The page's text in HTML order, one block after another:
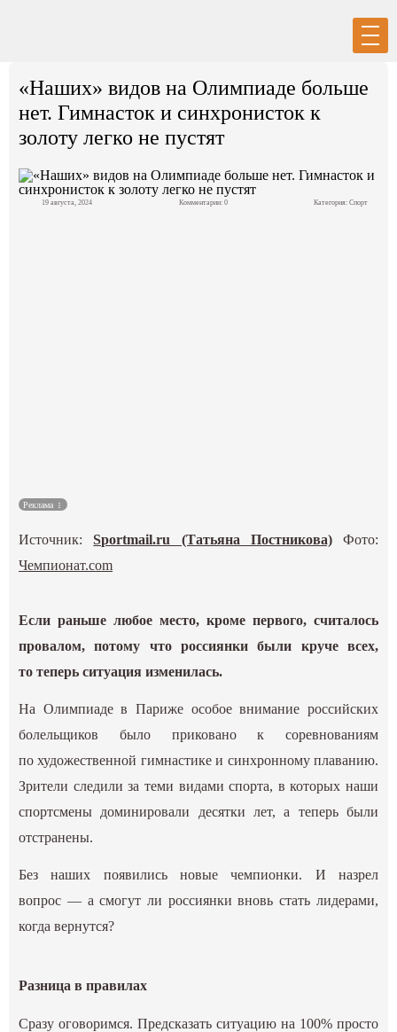
Политика
«Наших» видов на Олимпиаде больше
нет. Гимнасток и синхронисток к
золоту легко не пустят
19 августа, 2024 Комментарии: 0 Категория: Спорт
Реклама
Источник:Sportmail.ru (Татьяна Постникова)Фото:
Чемпионат.com
Если раньше любое место, кроме первого, считалось
провалом, потому что россиянки были круче всех,
то теперь ситуация изменилась.
На Олимпиаде в Париже особое внимание российских
болельщиков было приковано к соревнованиям
по художественной гимнастике и синхронному плаванию.
Зрители следили за теми видами спорта, в которых наши
спортсмены доминировали десятки лет, а теперь были
отстранены.
Без наших появились новые чемпионки. И назрел
вопрос — а смогут ли россиянки вновь стать лидерами,
когда вернутся?
Разница в правилах
Сразу оговоримся. Предсказать ситуацию на 100% просто